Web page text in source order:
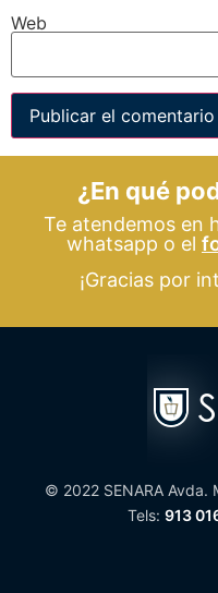
Web
¿En qué
Te atendemos en
whatsapp o el
¡Gracias por
© 2022 SENARA Avda.
Tels: 913